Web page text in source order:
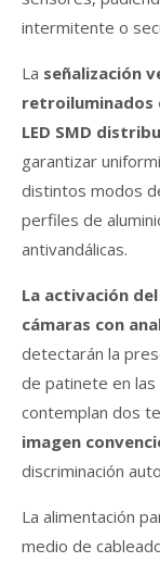
intermitente o
La señalización
retroiluminados
LED SMD
garantizar
distintos modos
perfiles de
antivandálicas.
La activación
cámaras con
detectarán la
de patinete en las
contemplan dos
imagen
discriminación
La alimentación
medio de